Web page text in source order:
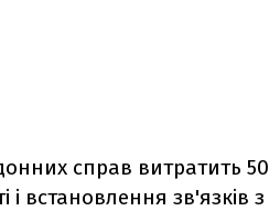
справ витратить
і встановлення